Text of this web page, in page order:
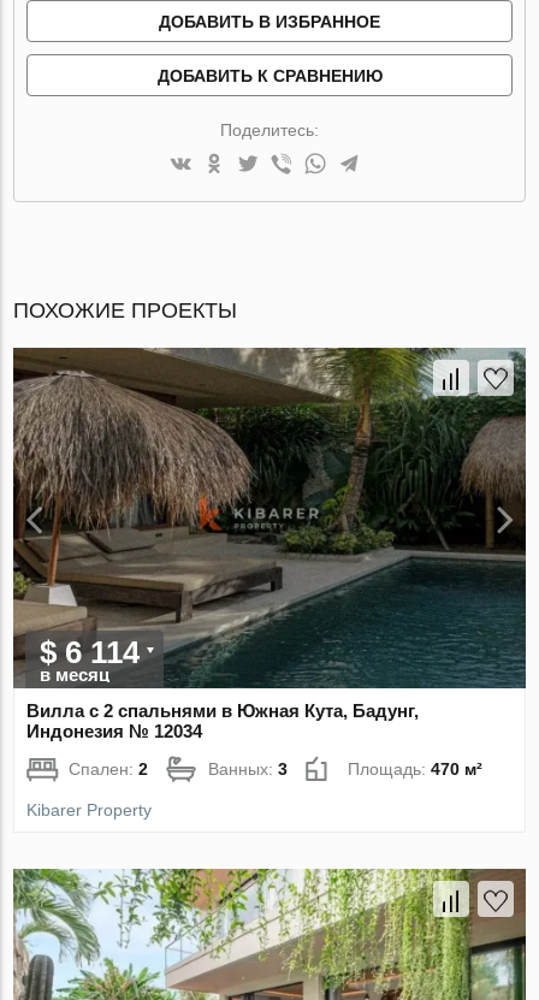
ДОБАВИТЬ В ИЗБРАННОЕ
ДОБАВИТЬ К СРАВНЕНИЮ
Поделитесь:
ПОХОЖИЕ ПРОЕКТЫ
$ 6 114
в месяц
Вилла с 2 спальнями в Южная Кута, Бадунг,
Индонезия № 12034
Спален:2 Ванных:3 Площадь:470 м²
Kibarer Property